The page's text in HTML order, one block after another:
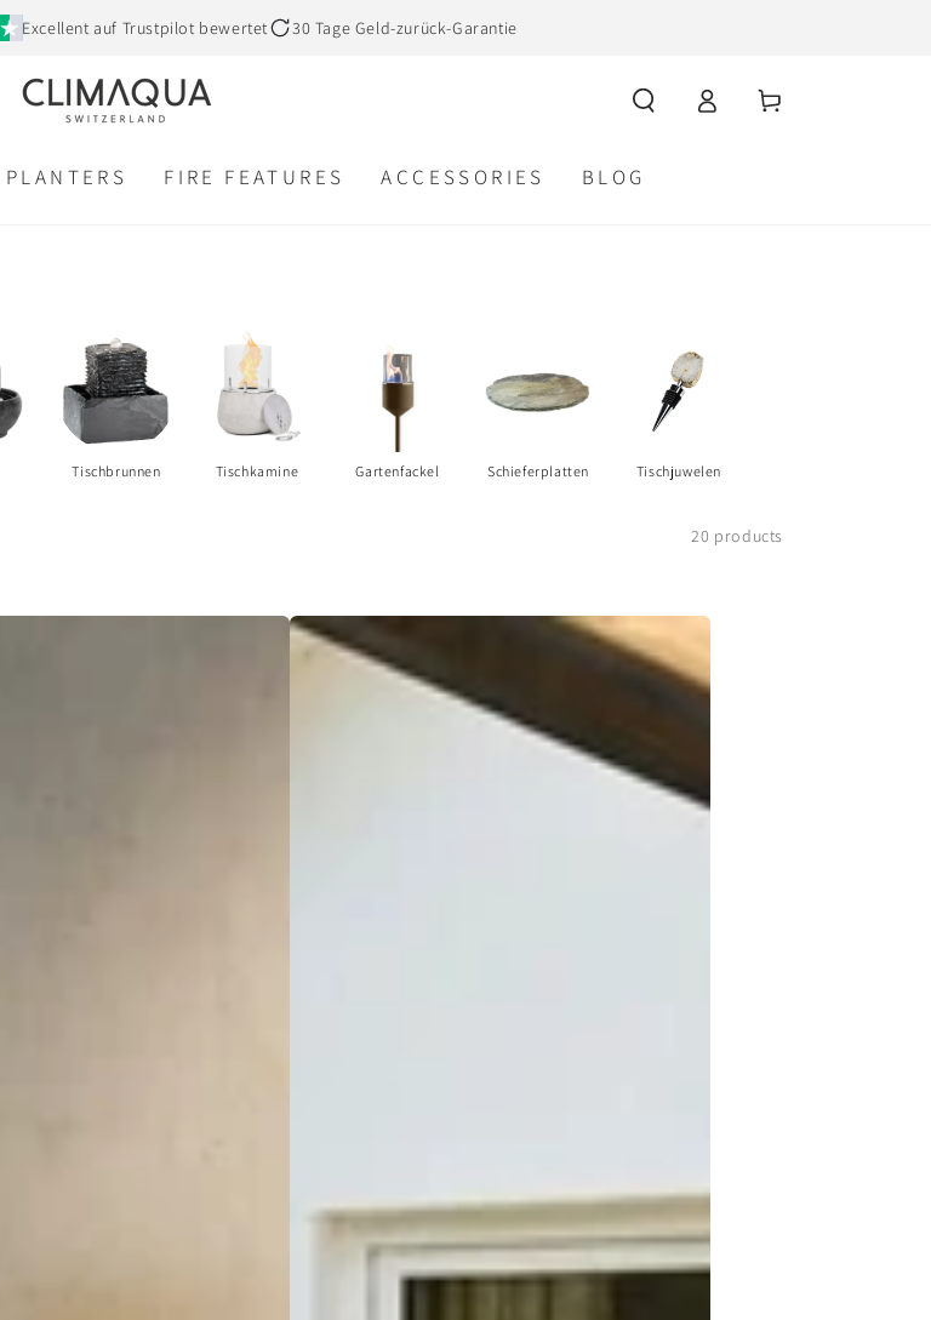
Excellent auf Trustpilot bewertet 30 Tage Geld-zurück-Garantie
PLANTERS FIRE FEATURES ACCESSORIES BLOG
in
Cart
Tischbrunnen Tischkamine Gartenfackel Schieferplatten Tischjuwelen
20 products